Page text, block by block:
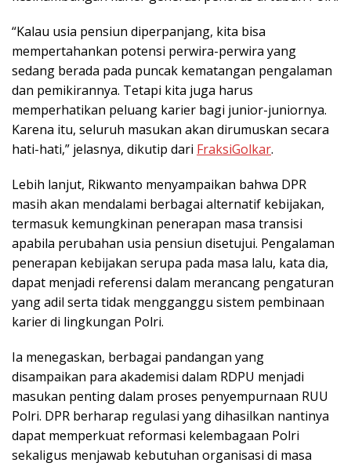
“Kalau usia pensiun diperpanjang, kita bisa
mempertahankan potensi perwira-perwira yang
sedang berada pada puncak kematangan pengalaman
dan pemikirannya. Tetapi kita juga harus
memperhatikan peluang karier bagi junior-juniornya.
Karena itu, seluruh masukan akan dirumuskan secara
hati-hati,” jelasnya, dikutip dari FraksiGolkar.
Lebih lanjut, Rikwanto menyampaikan bahwa DPR
masih akan mendalami berbagai alternatif kebijakan,
termasuk kemungkinan penerapan masa transisi
apabila perubahan usia pensiun disetujui. Pengalaman
penerapan kebijakan serupa pada masa lalu, kata dia,
dapat menjadi referensi dalam merancang pengaturan
yang adil serta tidak mengganggu sistem pembinaan
karier di lingkungan Polri.
Ia menegaskan, berbagai pandangan yang
disampaikan para akademisi dalam RDPU menjadi
masukan penting dalam proses penyempurnaan RUU
Polri. DPR berharap regulasi yang dihasilkan nantinya
dapat memperkuat reformasi kelembagaan Polri
sekaligus menjawab kebutuhan organisasi di masa